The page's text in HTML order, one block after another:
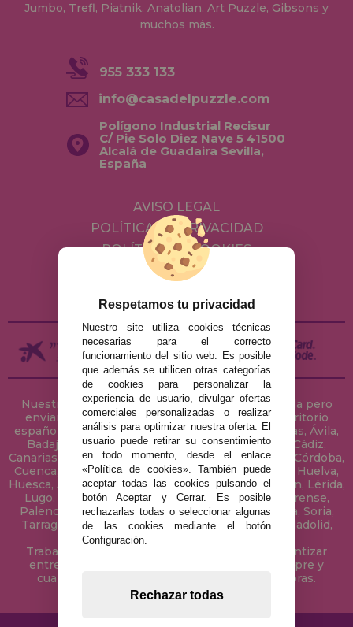
Jumbo, Trefl, Piatnik, Anatolian, Art Puzzle, Gibsons y
muchos más.
955 333 133
info@casadelpuzzle.com
Polígono Industrial Recisur
C/ Pie Solo Diez Nave 5 41500
Alcalá de Guadaira Sevilla,
España
AVISO LEGAL
POLÍTICA DE PRIVACIDAD
POLÍTICA DE COOKIES
ENVÍOS Y DEVOLUCIONES
Nuestra tienda de puzzles está ubicada en Sevilla pero
enviamos tus puzzles a cualquier ciudad del territorio
español: Álava, Albacete, Alicante, Almería, Asturias, Ávila,
Badajoz, Baleares, Barcelona, Burgos, Cáceres, Cádiz,
Canarias, Cantabria, Castellón, Ceuta, Ciudad Real, Córdoba,
Cuenca, Gerona, Granada, Guadalajara, Guipúzcoa, Huelva,
Huesca, Jaén, La Coruña, La Rioja, Las Palmas, Leon, Lérida,
Lugo, Madrid, Málaga, Melilla, Murcia, Navarra, Orense,
Palencia, Pontevedra, Salamanca, Segovia, Sevilla, Soria,
Tarragona, Tenerife, Teruel, Toledo, Valencia, Valladolid,
Vizcaya, Zamora y Zaragoza.
Trabajamos con Stocks permanentes para garantizar
entregas rápidas en territorio peninsular, siempre y
cuando el pedido se realice antes de las 18 horas.
Respetamos tu privacidad
Nuestro site utiliza cookies técnicas
necesarias para el correcto
funcionamiento del sitio web. Es posible
que además se utilicen otras categorías
de cookies para personalizar la
experiencia de usuario, divulgar ofertas
comerciales personalizadas o realizar
análisis para optimizar nuestra oferta. El
usuario puede retirar su consentimiento
en todo momento, desde el enlace
«Política de cookies». También puede
aceptar todas las cookies pulsando el
botón Aceptar y Cerrar. Es posible
rechazarlas todas o seleccionar algunas
de las cookies mediante el botón
Configuración.
Rechazar todas